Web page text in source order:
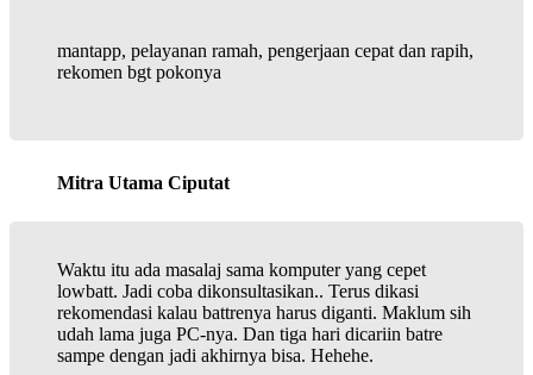
mantapp, pelayanan ramah, pengerjaan cepat dan rapih,
rekomen bgt pokonya
Mitra Utama Ciputat
Waktu itu ada masalaj sama komputer yang cepet
lowbatt. Jadi coba dikonsultasikan.. Terus dikasi
rekomendasi kalau battrenya harus diganti. Maklum sih
udah lama juga PC-nya. Dan tiga hari dicariin batre
sampe dengan jadi akhirnya bisa. Hehehe.